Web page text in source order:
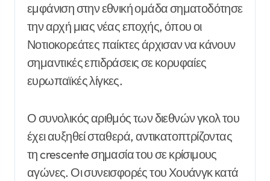
εμφάνιση στην εθνική ομάδα σηματοδότησε
την αρχή μιας νέας εποχής, όπου οι
Νοτιοκορεάτες παίκτες άρχισαν να κάνουν
σημαντικές επιδράσεις σε κορυφαίες
ευρωπαϊκές λίγκες.
Ο συνολικός αριθμός των διεθνών γκολ του
έχει αυξηθεί σταθερά, αντικατοπτρίζοντας
τη crescente σημασία του σε κρίσιμους
αγώνες. Οι συνεισφορές του Χουάνγκ κατά